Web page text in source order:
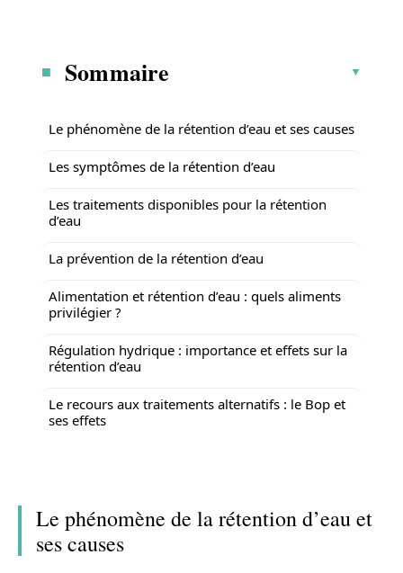
Sommaire
Le phénomène de la rétention d’eau et ses causes
Les symptômes de la rétention d’eau
Les traitements disponibles pour la rétention
d’eau
La prévention de la rétention d’eau
Alimentation et rétention d’eau : quels aliments
privilégier ?
Régulation hydrique : importance et effets sur la
rétention d’eau
Le recours aux traitements alternatifs : le Bop et
ses effets
Le phénomène de la rétention d’eau et
ses causes